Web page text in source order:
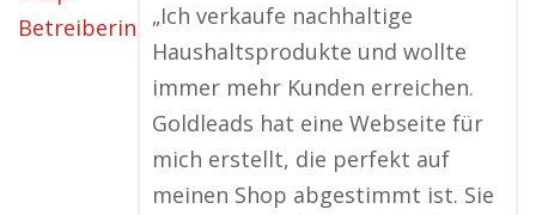
„Ich verkaufe nachhaltige
Haushaltsprodukte und wollte
immer mehr Kunden erreichen.
Goldleads hat eine Webseite für
mich erstellt, die perfekt auf
meinen Shop abgestimmt ist. Sie